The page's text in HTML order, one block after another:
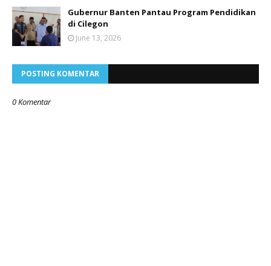
Gubernur Banten Pantau Program Pendidikan
di Cilegon
June 13, 2026
POSTING KOMENTAR
0 Komentar